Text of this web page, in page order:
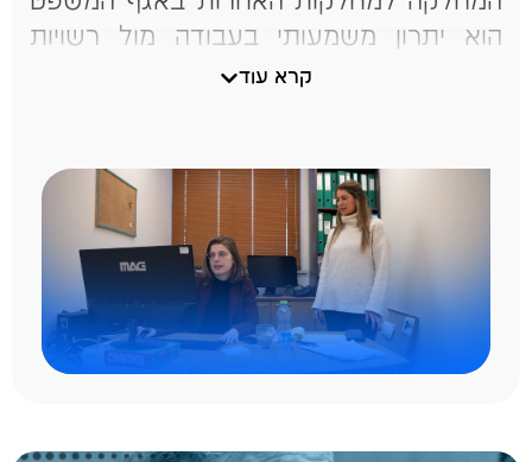
הוא יתרון משמעותי בעבודה מול רשויות
הממשלה, גופים מנהליים, ובדיונים בעתירות
קרא עוד